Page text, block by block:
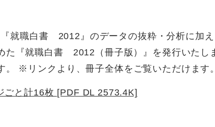
就職白書 2012』のデータの抜粋・分析に加
た『就職白書 2012（冊子版）』を発行いたし
。 ※リンクより、冊子全体をご覧いただけます
と計16枚 [PDF DL 2573.4K]